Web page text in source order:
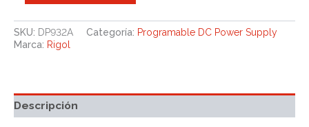
SKU: DP932A Categoría: Programable DC Power Supply
Marca: Rigol
Descripción